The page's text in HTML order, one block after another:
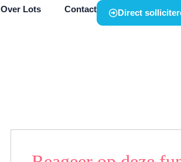
Over Lots Contact Direct